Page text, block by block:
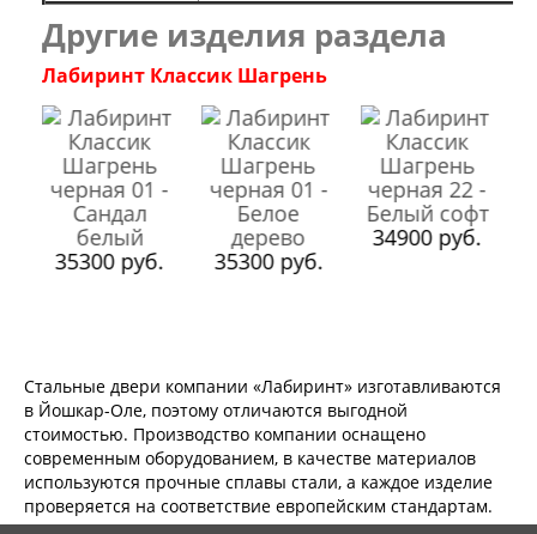
Двери Аргус
Тамбурные двери
Межкомнатные двери
Двери Альберо
Альянс
Вест
Галерея
Геометрия
Графика
Империя
Классика
Неоклассика Про
Скин
Тренд
Двери ВанМарк
Шпон текстурированный
Эмалекс
Серия София
Другие изделия раздела
Лабиринт Классик Шагрень
35300 руб. 35300 руб.
34900 руб.
Стальные двери компании «Лабиринт» изготавливаются
в Йошкар-Оле, поэтому отличаются выгодной
стоимостью. Производство компании оснащено
современным оборудованием, в качестве материалов
используются прочные сплавы стали, а каждое изделие
проверяется на соответствие европейским стандартам.